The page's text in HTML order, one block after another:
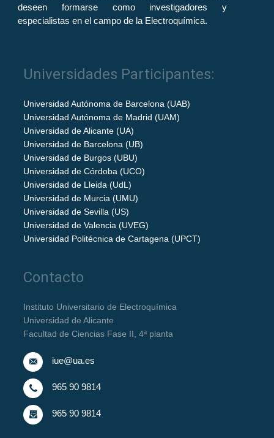
deseen formarse como investigadores y
especialistas en el campo de la Electroquímica.
Universidades Participantes:
Universidad Autónoma de Barcelona (UAB)
Universidad Autónoma de Madrid (UAM)
Universidad de Alicante (UA)
Universidad de Barcelona (UB)
Universidad de Burgos (UBU)
Universidad de Córdoba (UCO)
Universidad de Lleida (UdL)
Universidad de Murcia (UMU)
Universidad de Sevilla (US)
Universidad de Valencia (UVEG)
Universidad Politécnica de Cartagena (UPCT)
Contacto
Instituto Universitario de Electroquímica
Universidad de Alicante
Facultad de Ciencias Fase II, 4ª planta
iue@ua.es
965 90 9814
965 90 9814